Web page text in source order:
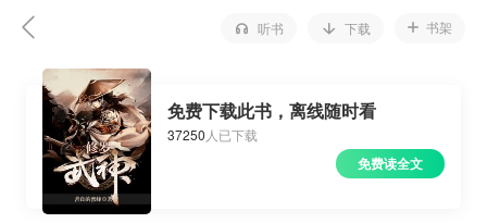
听书 下载 书架
免费下载此书，离线随时看
37250 人已下载
免费读全文